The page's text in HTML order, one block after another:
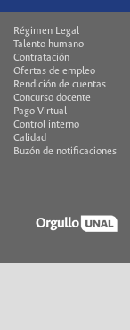
Régimen Legal
Talento humano
Contratación
Ofertas de empleo
Rendición de cuentas
Concurso docente
Pago Virtual
Control interno
Calidad
Buzón de notificaciones